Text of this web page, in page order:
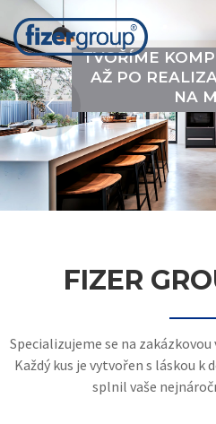
TVOŘÍME
AŽ PO
NA
FIZER
Specializujeme se na
Každý kus je vytvořen s láskou
splnil vaše